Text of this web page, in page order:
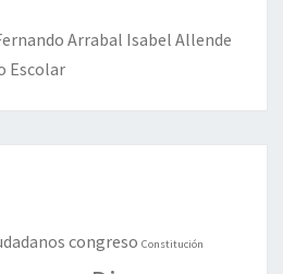
Arrabal Isabel Allende
Escolar
congreso Constitución